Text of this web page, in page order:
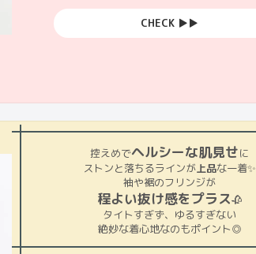
CHECK ▶︎▶︎
控えめでヘルシーな肌見せに
ストンと落ちるラインが上品な一着✨
袖や裾のフリンジが
程よい抜け感をプラス🥀
タイトすぎず、ゆるすぎない
絶妙な着心地なのもポイント◎